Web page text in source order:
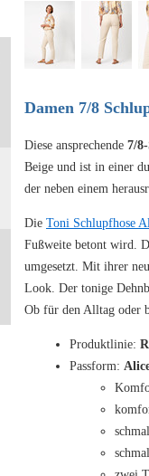
Damen 7/8
Diese ansprechende 7/
Beige und ist in einer
der neben einem
Die Toni Schlupfhose
Fußweite betont wird.
umgesetzt. Mit ihrer
Look. Der tonige
Ob für den Alltag oder
Produktlinie:
Passform: